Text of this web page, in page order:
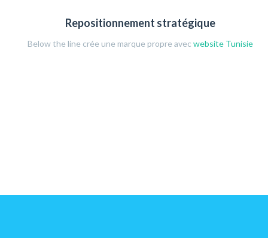
Repositionnement stratégique
Below the line crée une marque propre avec website Tunisie